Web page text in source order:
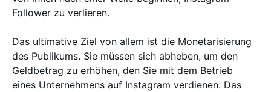
Follower zu verlieren.
Das ultimative Ziel von allem ist die Monetarisierung
des Publikums. Sie müssen sich abheben, um den
Geldbetrag zu erhöhen, den Sie mit dem Betrieb
eines Unternehmens auf Instagram verdienen. Das